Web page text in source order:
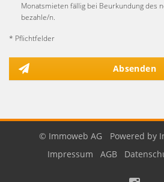
Monatsmieten fällig bei Beurkundung des
bezahle/n.
* Pflichtfelder
Absenden
© Immoweb AG
Powered by
Impressum
AGB